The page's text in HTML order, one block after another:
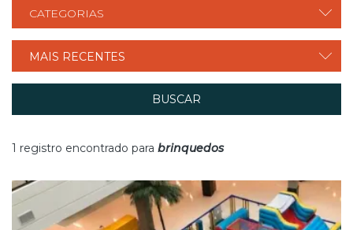
CATEGORIAS
MAIS RECENTES
BUSCAR
1 registro encontrado para brinquedos